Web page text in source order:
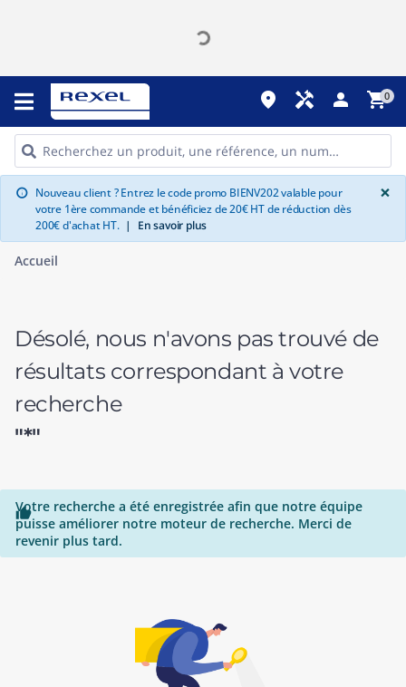
place handyman person shopping_cart0
info Nouveau client ? Entrez le code promo BIENV202 valable pour
votre 1ère commande et bénéficiez de 20€ HT de réduction dès
200€ d'achat HT. | En savoir plus
×
Accueil
Désolé, nous n'avons pas trouvé de
résultats correspondant à votre
recherche
"*"

Votre recherche a été enregistrée afin que notre équipe
puisse améliorer notre moteur de recherche. Merci de
revenir plus tard.